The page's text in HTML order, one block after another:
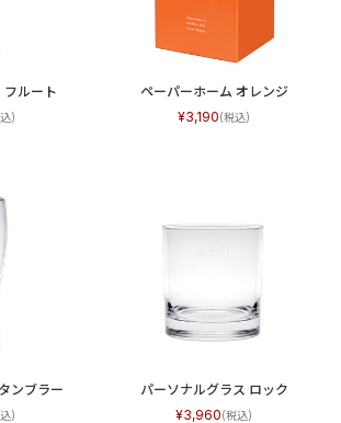
フルート
ペーパーホーム オレンジ
3,190
ンブラー
パーソナルグラス ロック
3,960